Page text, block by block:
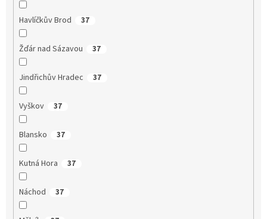
Havlíčkův Brod 37
Žďár nad Sázavou 37
Jindřichův Hradec 37
Vyškov 37
Blansko 37
Kutná Hora 37
Náchod 37